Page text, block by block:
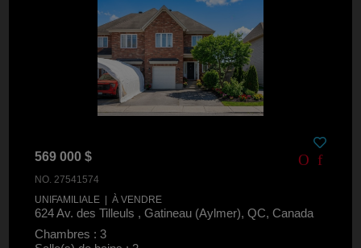
569 000 $
NO. 27541574
UNIFAMILIALE | À VENDRE
624 Av. des Tilleuls , Gatineau (Aylmer), QC, Canada
Chambres : 3